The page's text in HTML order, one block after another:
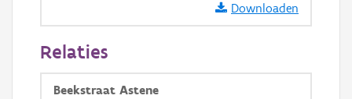
Downloaden
Relaties
Beekstraat Astene